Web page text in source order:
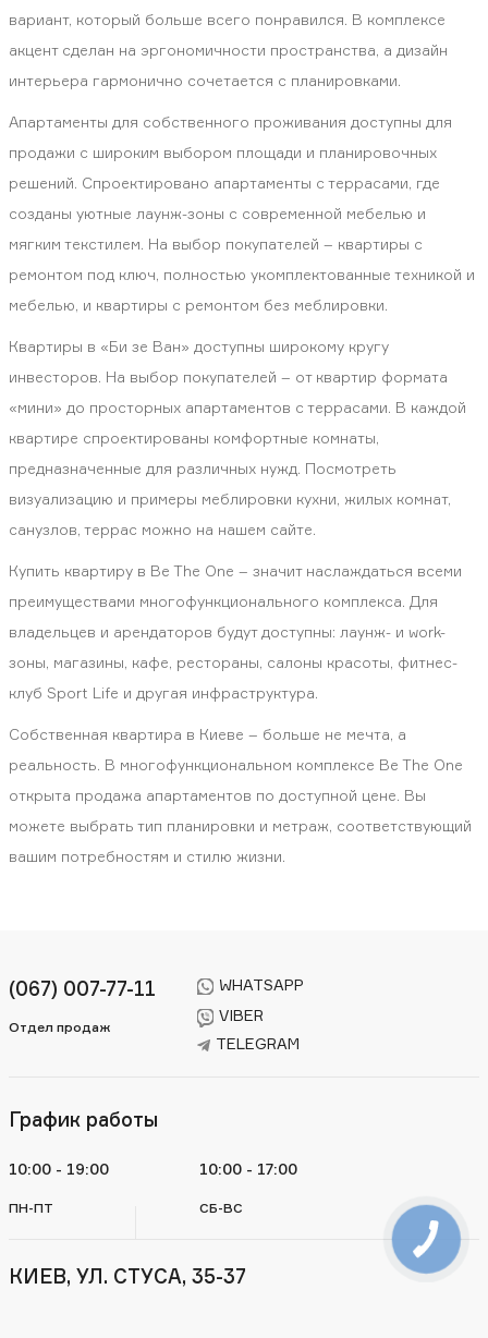
вариант, который больше всего понравился. В комплексе
акцент сделан на эргономичности пространства, а дизайн
интерьера гармонично сочетается с планировками.
Апартаменты для собственного проживания доступны для
продажи с широким выбором площади и планировочных
решений. Спроектировано апартаменты с террасами, где
созданы уютные лаунж-зоны с современной мебелью и
мягким текстилем. На выбор покупателей – квартиры с
ремонтом под ключ, полностью укомплектованные техникой и
мебелью, и квартиры с ремонтом без меблировки.
Квартиры в «Би зе Ван» доступны широкому кругу
инвесторов. На выбор покупателей – от квартир формата
«мини» до просторных апартаментов с террасами. В каждой
квартире спроектированы комфортные комнаты,
предназначенные для различных нужд. Посмотреть
визуализацию и примеры меблировки кухни, жилых комнат,
санузлов, террас можно на нашем сайте.
Купить квартиру в Be The One – значит наслаждаться всеми
преимуществами многофункционального комплекса. Для
владельцев и арендаторов будут доступны: лаунж- и work-
зоны, магазины, кафе, рестораны, салоны красоты, фитнес-
клуб Sport Life и другая инфраструктура.
Собственная квартира в Киеве – больше не мечта, а
реальность. В многофункциональном комплексе Be The One
открыта продажа апартаментов по доступной цене. Вы
можете выбрать тип планировки и метраж, соответствующий
вашим потребностям и стилю жизни.
(067) 007-77-11
Отдел продаж
WHATSAPP
VIBER
TELEGRAM
График работы
10:00 - 19:00
ПН-ПТ
10:00 - 17:00
СБ-ВС
КИЕВ, УЛ. СТУСА, 35-37